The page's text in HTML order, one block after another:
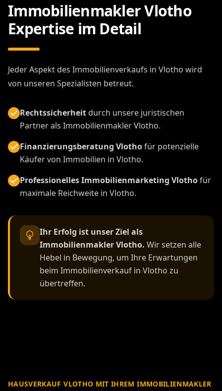
Immobilienmakler Vlotho
Expertise im Detail
Jeder Aspekt des Immobilienverkaufs in Vlotho wird
von unseren Spezialisten betreut.
Rechtssicherheitdurch unsere juristischen
Partner als Immobilienmakler Vlotho.
Finanzierungsberatung Vlothofür potenzielle
Käufer von Immobilien in Vlotho.
Professionelles Immobilienmarketing Vlothofür
maximale Reichweite in Vlotho.
Ihr Erfolg ist unser Ziel als
Immobilienmakler Vlotho. Wir setzen alle
Hebel in Bewegung, um Ihre Erwartungen
beim Immobilienverkauf in Vlotho zu
übertreffen.
HAUSVERKAUF VLOTHO MIT IHREM IMMOBILIENMAKLER